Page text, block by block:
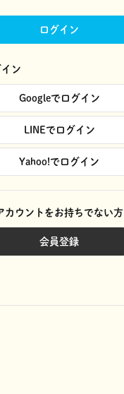
ログイン
ン
Googleでログイン
LINEでログイン
Yahoo!でログイン
カウントをお持ちでない方
会員登録